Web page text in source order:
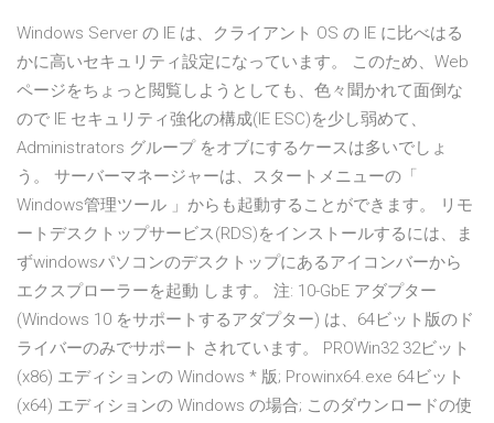
Windows Server の IE は、クライアント OS の IE に比べはる
かに高いセキュリティ設定になっています。 このため、Web
ページをちょっと閲覧しようとしても、色々聞かれて面倒な
ので IE セキュリティ強化の構成(IE ESC)を少し弱めて、
Administrators グループ をオブにするケースは多いでしょ
う。 サーバーマネージャーは、スタートメニューの「
Windows管理ツール 」からも起動することができます。 リモ
ートデスクトップサービス(RDS)をインストールするには、ま
ずwindowsパソコンのデスクトップにあるアイコンバーから
エクスプローラーを起動 します。 注: 10-GbE アダプター
(Windows 10 をサポートするアダプター) は、64ビット版のド
ライバーのみでサポート されています。 PROWin32 32ビット
(x86) エディションの Windows * 版; Prowinx64.exe 64ビット
(x64) エディションの Windows の場合; このダウンロードの使